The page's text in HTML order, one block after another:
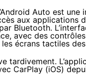
Auto est une
aux applications
Bluetooth.
avec des
écrans tactiles
tardivement.
CarPlay (iOS)